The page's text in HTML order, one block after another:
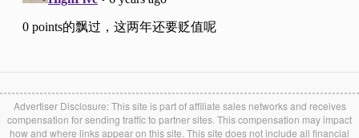
Advertiser Disclosure: This site is part of affiliate sales networks and receives
compensation for sending traffic to partner sites. This compensation may impact
how and where links appear on this site. This site does not include all financial